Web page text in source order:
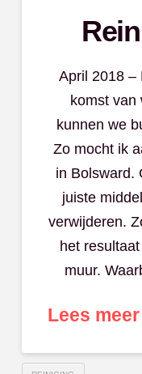
April 2018 –
komst van
kunnen we
Zo mocht ik
in Bolsward.
juiste
verwijderen.
het
muur.
Lees meer